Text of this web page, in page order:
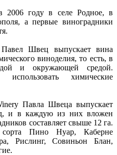
2006 году в селе Родное, в
а первые виноградники
Павел Швец выпускает вина
виноделия, то есть, в
и окружающей средой.
химические
Павла Швеца выпускает
и в каждую из них вложен
составляет свыше 12 га.
Пино Нуар, Каберне
Рислинг, Совиньон Блан,